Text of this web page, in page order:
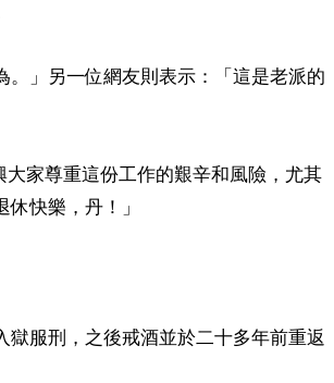
」另一位網友則表示：「這是老派的
家尊重這份工作的艱辛和風險，尤其
快樂，丹！」
服刑，之後戒酒並於二十多年前重返